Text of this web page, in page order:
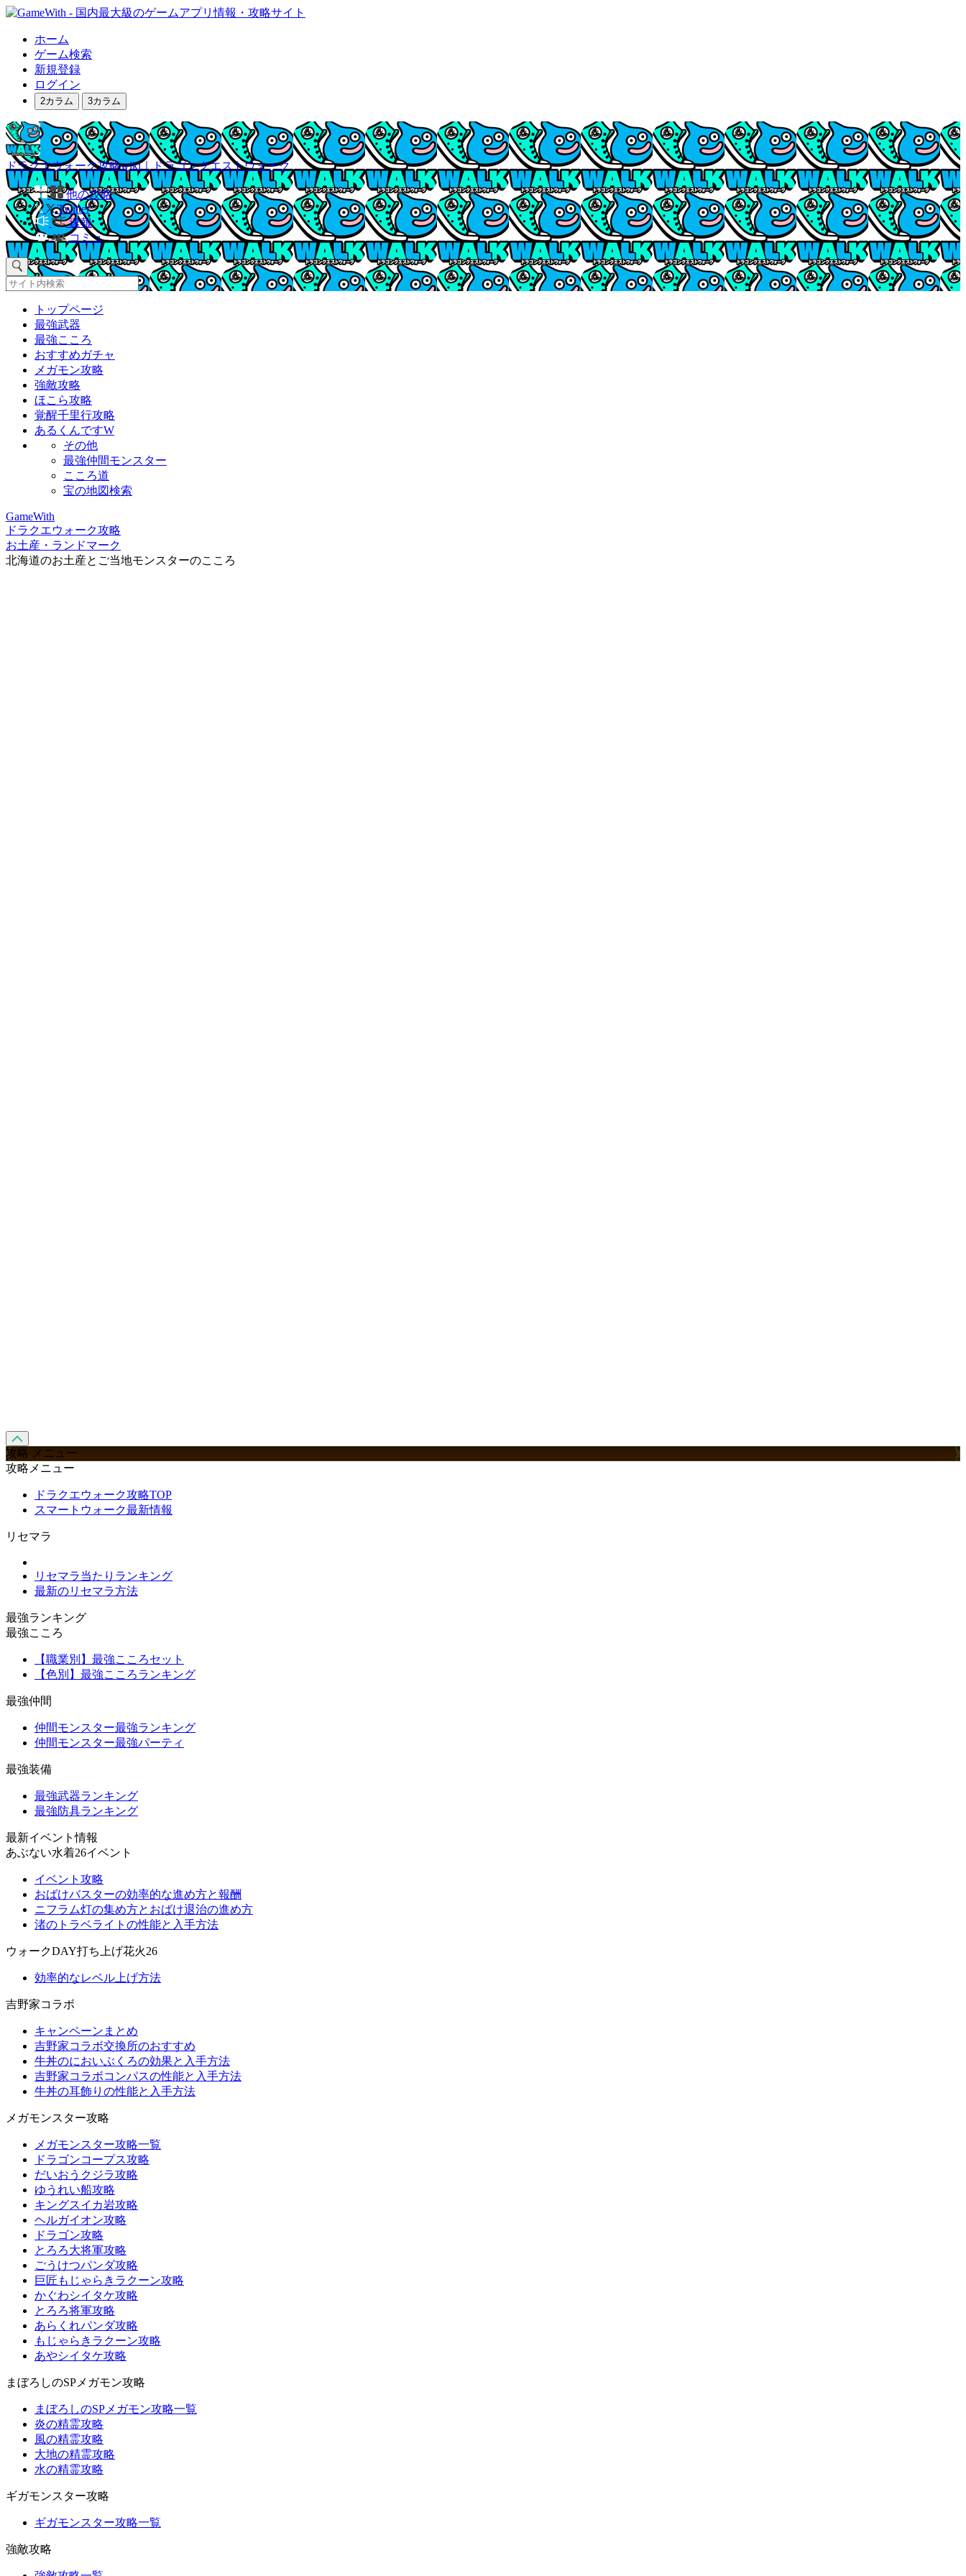
ホーム
ゲーム検索
新規登録
ログイン
2カラム 3カラム
ドラクエウォーク攻略wiki｜ドラゴンクエストウォーク
他の攻略
Twitter
速報
コミュ
トップページ
最強武器
最強こころ
おすすめガチャ
メガモン攻略
強敵攻略
ほこら攻略
覚醒千里行攻略
あるくんですW
その他
最強仲間モンスター
こころ道
宝の地図検索
GameWith
ドラクエウォーク攻略
お土産・ランドマーク
北海道のお土産とご当地モンスターのこころ
攻略 メニュー
攻略メニュー
ドラクエウォーク攻略TOP
スマートウォーク最新情報
リセマラ
リセマラ当たりランキング
最新のリセマラ方法
最強ランキング
最強こころ
【職業別】最強こころセット
【色別】最強こころランキング
最強仲間
仲間モンスター最強ランキング
仲間モンスター最強パーティ
最強装備
最強武器ランキング
最強防具ランキング
最新イベント情報
あぶない水着26イベント
イベント攻略
おばけバスターの効率的な進め方と報酬
ニフラム灯の集め方とおばけ退治の進め方
渚のトラベライトの性能と入手方法
ウォークDAY打ち上げ花火26
効率的なレベル上げ方法
吉野家コラボ
キャンペーンまとめ
吉野家コラボ交換所のおすすめ
牛丼のにおいぶくろの効果と入手方法
吉野家コラボコンパスの性能と入手方法
牛丼の耳飾りの性能と入手方法
メガモンスター攻略
メガモンスター攻略一覧
ドラゴンコープス攻略
だいおうクジラ攻略
ゆうれい船攻略
キングスイカ岩攻略
ヘルガイオン攻略
ドラゴン攻略
とろろ大将軍攻略
ごうけつパンダ攻略
巨匠もじゃらきラクーン攻略
かぐわシイタケ攻略
とろろ将軍攻略
あらくれパンダ攻略
もじゃらきラクーン攻略
あやシイタケ攻略
まぼろしのSPメガモン攻略
まぼろしのSPメガモン攻略一覧
炎の精霊攻略
風の精霊攻略
大地の精霊攻略
水の精霊攻略
ギガモンスター攻略
ギガモンスター攻略一覧
強敵攻略